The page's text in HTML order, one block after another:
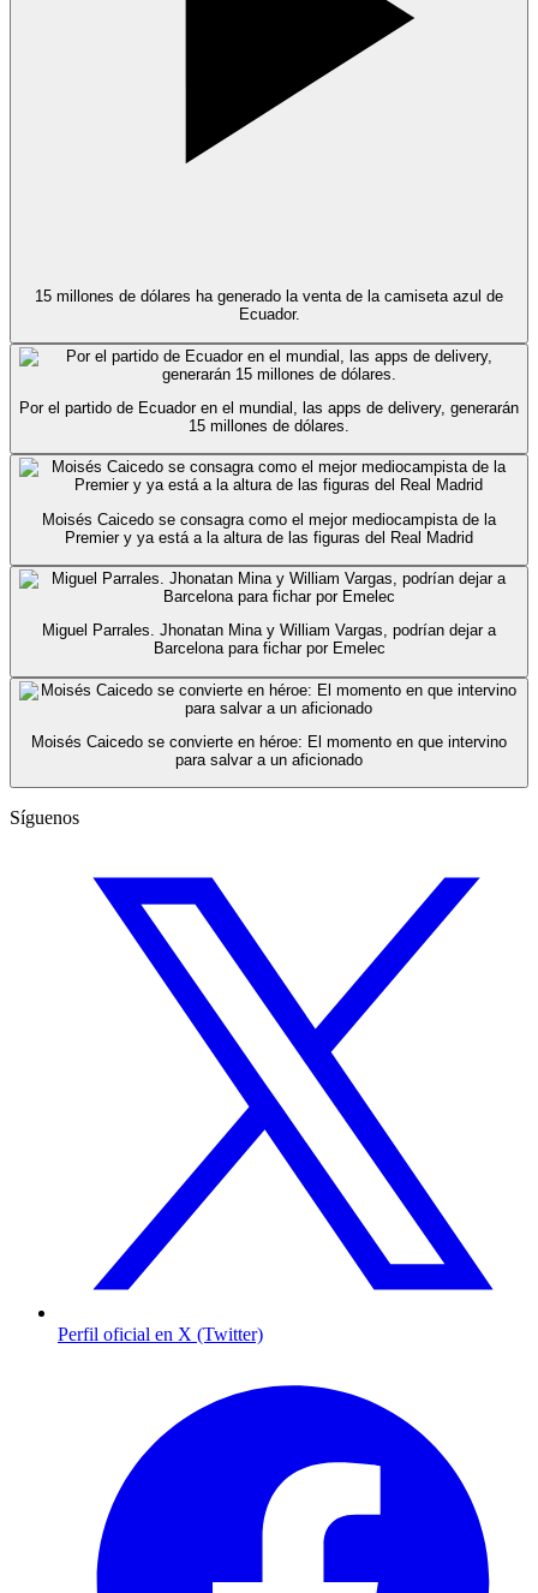
15 millones de dólares ha generado la venta de la camiseta azul de
Ecuador.
Por el partido de Ecuador en el mundial, las apps de delivery, generarán
15 millones de dólares.
Moisés Caicedo se consagra como el mejor mediocampista de la
Premier y ya está a la altura de las figuras del Real Madrid
Miguel Parrales. Jhonatan Mina y William Vargas, podrían dejar a
Barcelona para fichar por Emelec
Moisés Caicedo se convierte en héroe: El momento en que intervino
para salvar a un aficionado
Síguenos
Perfil oficial en X (Twitter)